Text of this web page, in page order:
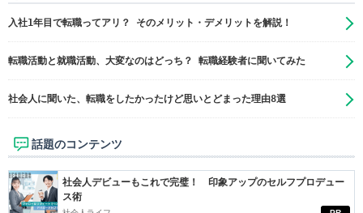
入社1年目で転職ってアリ？ そのメリット・デメリットを解説！
転職活動と就職活動、大変なのはどっち？ 転職経験者に聞いてみた
社会人に聞いた、転職をしたかったけど思いとどまった理由8選
話題のコンテンツ
社会人デビューもこれで完璧！ 印象アップのセルフプロデュー
ス術